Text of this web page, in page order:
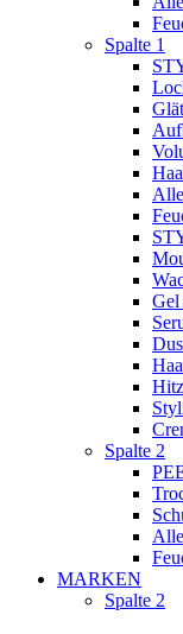
Spalte 1
Spalte 2
MARKEN
Spalte 2